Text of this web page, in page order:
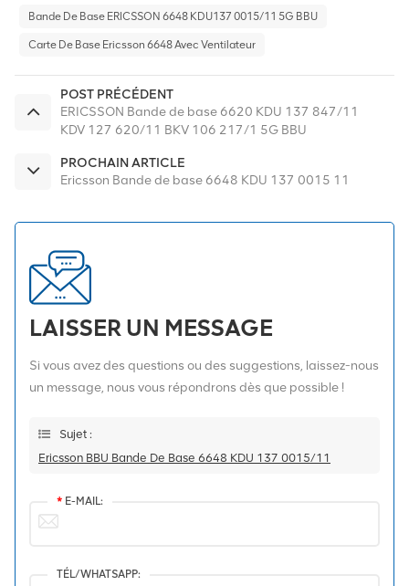
Bande De Base ERICSSON 6648 KDU137 0015/11 5G BBU
Carte De Base Ericsson 6648 Avec Ventilateur
POST PRÉCÉDENT
ERICSSON Bande de base 6620 KDU 137 847/11
KDV 127 620/11 BKV 106 217/1 5G BBU
PROCHAIN ARTICLE
Ericsson Bande de base 6648 KDU 137 0015 11
LAISSER UN MESSAGE
Si vous avez des questions ou des suggestions, laissez-nous
un message, nous vous répondrons dès que possible !
Sujet :
Ericsson BBU Bande De Base 6648 KDU 137 0015/11
* E-MAIL:
TÉL/WHATSAPP: